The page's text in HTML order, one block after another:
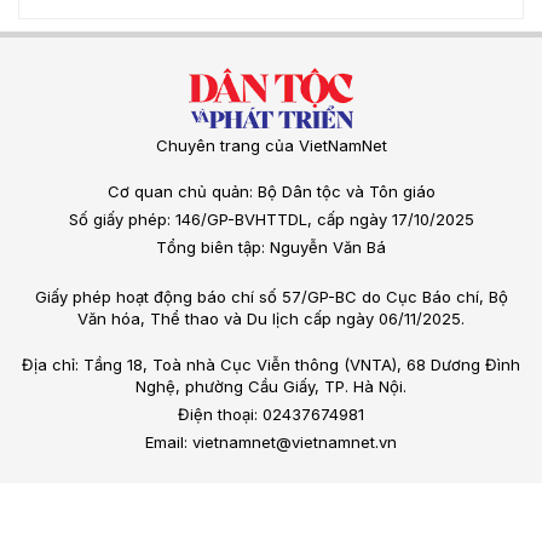
Chuyên trang của VietNamNet
Cơ quan chủ quản: Bộ Dân tộc và Tôn giáo
Số giấy phép: 146/GP-BVHTTDL, cấp ngày 17/10/2025
Tổng biên tập: Nguyễn Văn Bá
Giấy phép hoạt động báo chí số 57/GP-BC do Cục Báo chí, Bộ
Văn hóa, Thể thao và Du lịch cấp ngày 06/11/2025.
Địa chỉ: Tầng 18, Toà nhà Cục Viễn thông (VNTA), 68 Dương Đình
Nghệ, phường Cầu Giấy, TP. Hà Nội.
Điện thoại: 02437674981
Email: vietnamnet@vietnamnet.vn